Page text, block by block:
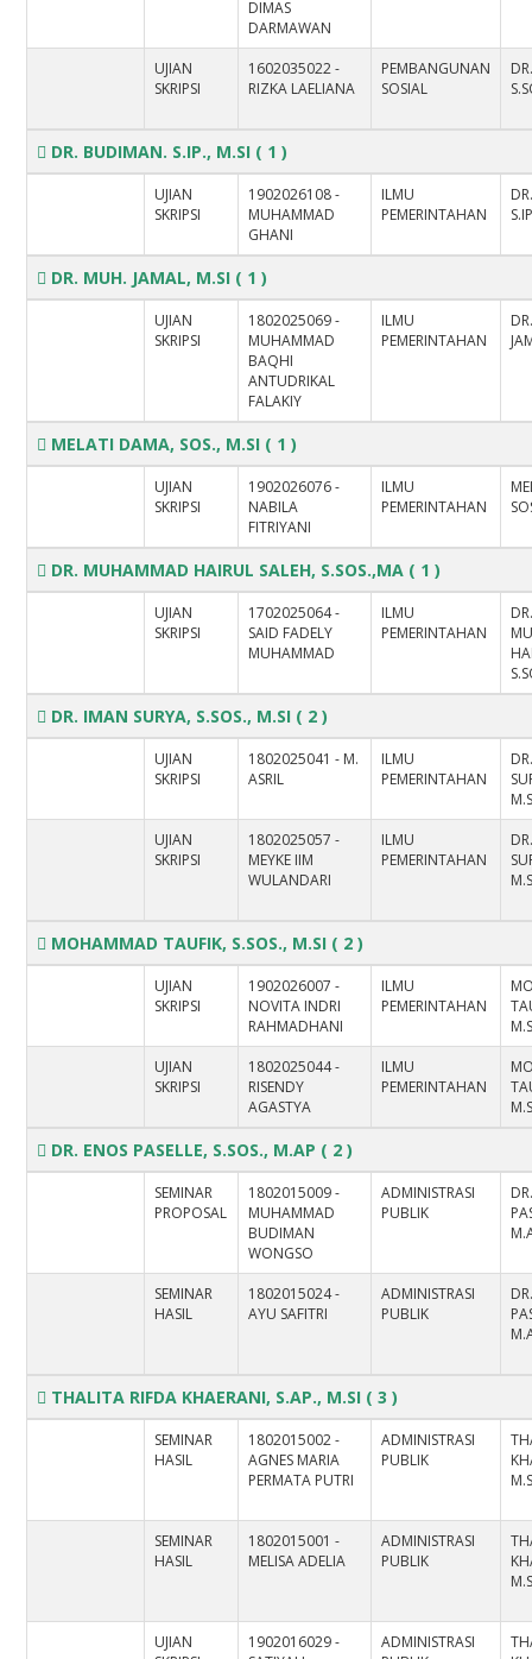
DIMAS
DARMAWAN
UJIAN
SKRIPSI
1602035022 -
RIZKA LAELIANA
PEMBANGUNAN
SOSIAL
DR. BUDIMAN. S.IP., M.SI ( 1 )
UJIAN
SKRIPSI
1902026108 -
MUHAMMAD
GHANI
ILMU
PEMERINTAHAN
DR. MUH. JAMAL, M.SI ( 1 )
UJIAN
SKRIPSI
1802025069 -
MUHAMMAD
BAQHI
ANTUDRIKAL
FALAKIY
ILMU
PEMERINTAHAN
MELATI DAMA, SOS., M.SI ( 1 )
UJIAN
SKRIPSI
1902026076 -
NABILA
FITRIYANI
ILMU
PEMERINTAHAN
DR. MUHAMMAD HAIRUL SALEH, S.SOS.,MA ( 1 )
UJIAN
SKRIPSI
1702025064 -
SAID FADELY
MUHAMMAD
ILMU
PEMERINTAHAN
DR. IMAN SURYA, S.SOS., M.SI ( 2 )
UJIAN
SKRIPSI
1802025041 - M.
ASRIL
ILMU
PEMERINTAHAN
UJIAN
SKRIPSI
1802025057 -
MEYKE IIM
WULANDARI
ILMU
PEMERINTAHAN
MOHAMMAD TAUFIK, S.SOS., M.SI ( 2 )
UJIAN
SKRIPSI
1902026007 -
NOVITA INDRI
RAHMADHANI
ILMU
PEMERINTAHAN
UJIAN
SKRIPSI
1802025044 -
RISENDY
AGASTYA
ILMU
PEMERINTAHAN
DR. ENOS PASELLE, S.SOS., M.AP ( 2 )
SEMINAR
PROPOSAL
1802015009 -
MUHAMMAD
BUDIMAN
WONGSO
ADMINISTRASI
PUBLIK
SEMINAR
HASIL
1802015024 -
AYU SAFITRI
ADMINISTRASI
PUBLIK
THALITA RIFDA KHAERANI, S.AP., M.SI ( 3 )
SEMINAR
HASIL
1802015002 -
AGNES MARIA
PERMATA PUTRI
ADMINISTRASI
PUBLIK
SEMINAR
HASIL
1802015001 -
MELISA ADELIA
ADMINISTRASI
PUBLIK
UJIAN
1902016029 -
ADMINISTRASI